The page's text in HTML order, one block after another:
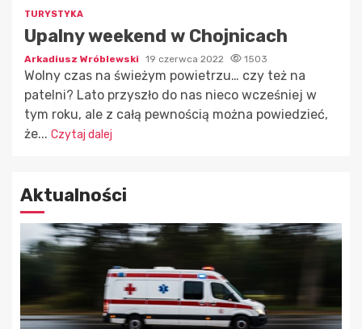
TURYSTYKA
Upalny weekend w Chojnicach
Arkadiusz Wróblewski 19 czerwca 2022 1503
Wolny czas na świeżym powietrzu… czy też na
patelni? Lato przyszło do nas nieco wcześniej w
tym roku, ale z całą pewnością można powiedzieć,
że... Czytaj dalej
Aktualności